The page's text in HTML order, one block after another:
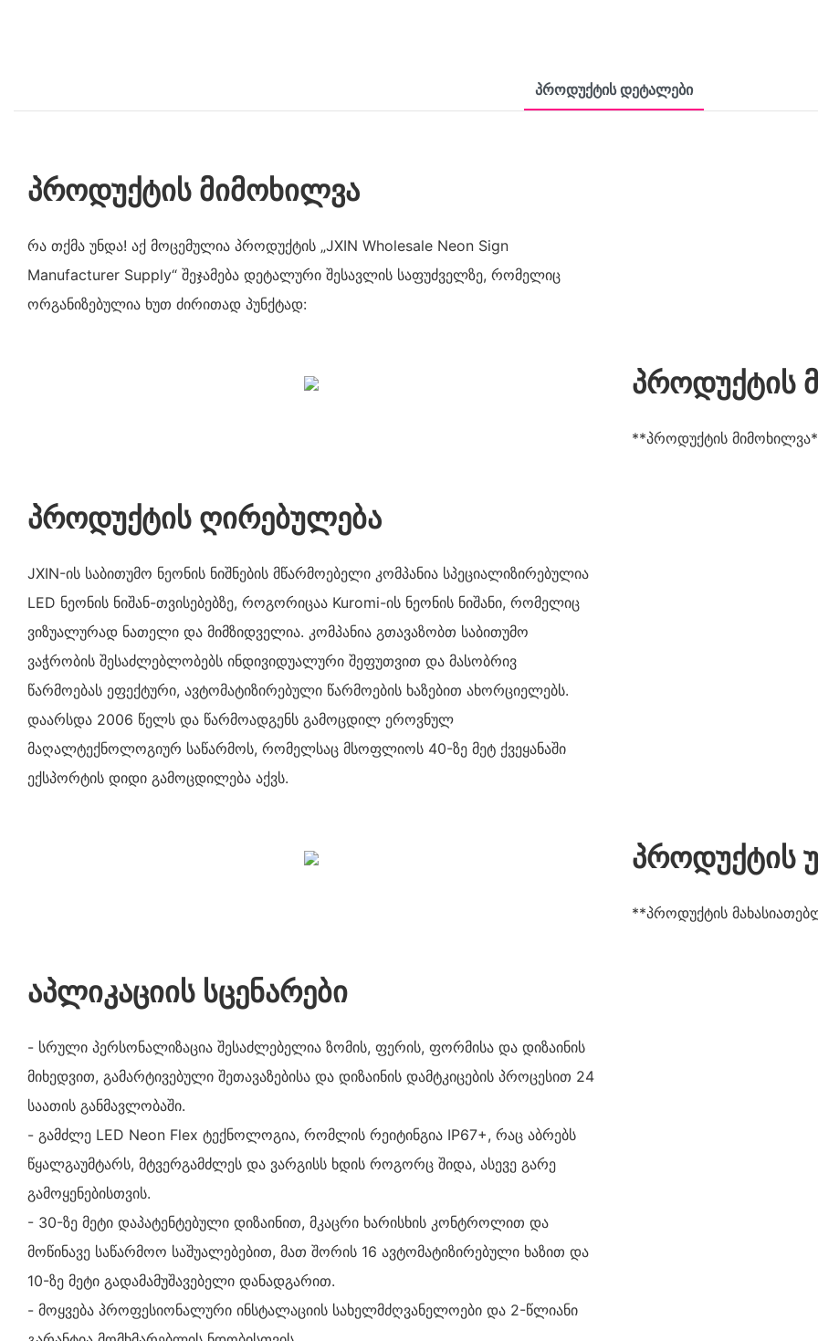
Პროდუქტის Დეტალები
პროდუქტის მიმოხილვა
რა თქმა უნდა! აქ მოცემულია პროდუქტის „JXIN Wholesale Neon Sign
Manufacturer Supply“ შეჯამება დეტალური შესავლის საფუძველზე, რომელიც
ორგანიზებულია ხუთ ძირითად პუნქტად:
პროდუქტის
**პროდუქტის
პროდუქტის ღირებულება
JXIN-ის საბითუმო ნეონის ნიშნების მწარმოებელი კომპანია სპეციალიზირებულია
LED ნეონის ნიშან-თვისებებზე, როგორიცაა Kuromi-ის ნეონის ნიშანი, რომელიც
ვიზუალურად ნათელი და მიმზიდველია. კომპანია გთავაზობთ საბითუმო
ვაჭრობის შესაძლებლობებს ინდივიდუალური შეფუთვით და მასობრივ
წარმოებას ეფექტური, ავტომატიზირებული წარმოების ხაზებით ახორციელებს.
დაარსდა 2006 წელს და წარმოადგენს გამოცდილ ეროვნულ
მაღალტექნოლოგიურ საწარმოს, რომელსაც მსოფლიოს 40-ზე მეტ ქვეყანაში
ექსპორტის დიდი გამოცდილება აქვს.
პროდუქტის
**პროდუქტის
აპლიკაციის სცენარები
- სრული პერსონალიზაცია შესაძლებელია ზომის, ფერის, ფორმისა და დიზაინის
მიხედვით, გამარტივებული შეთავაზებისა და დიზაინის დამტკიცების პროცესით 24
საათის განმავლობაში.
- გამძლე LED Neon Flex ტექნოლოგია, რომლის რეიტინგია IP67+, რაც აბრებს
წყალგაუმტარს, მტვერგამძლეს და ვარგისს ხდის როგორც შიდა, ასევე გარე
გამოყენებისთვის.
- 30-ზე მეტი დაპატენტებული დიზაინით, მკაცრი ხარისხის კონტროლით და
მოწინავე საწარმოო საშუალებებით, მათ შორის 16 ავტომატიზირებული ხაზით და
10-ზე მეტი გადამამუშავებელი დანადგარით.
- მოყვება პროფესიონალური ინსტალაციის სახელმძღვანელოები და 2-წლიანი